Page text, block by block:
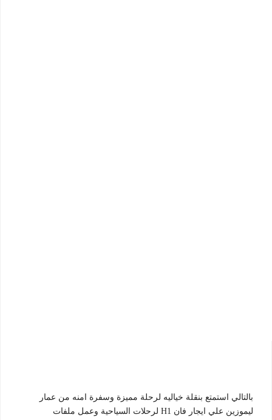
بالتالي استمتع بنقلة خياليه لرحلة مميزة وسفرة امنه من عمار
ليموزين علي ايجار فان H1 لرحلات السياحية وعمل ملفات